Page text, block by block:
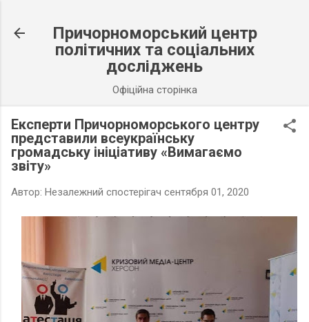
Причорноморський центр
політичних та соціальних
досліджень
Офіційна сторінка
Експерти Причорноморського центру
представили всеукраїнську
громадську ініціативу «Вимагаємо
звіту»
Автор: Незалежний спостерігач сентября 01, 2020